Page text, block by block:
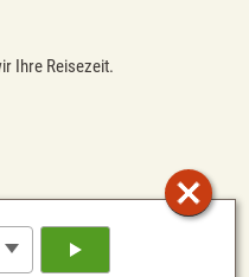
Ihre Reisezeit.